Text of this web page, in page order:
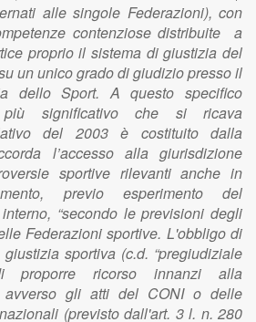
alle singole Federazioni), con
contenziose distribuite a
proprio il sistema di giustizia del
un unico grado di giudizio presso il
dello Sport. A questo specifico
significativo che si ricava
del 2003 è costituito dalla
l’accesso alla giurisdizione
sportive rilevanti anche in
previo esperimento del
“secondo le previsioni degli
Federazioni sportive. L'obbligo di
sportiva (c.d. “pregiudiziale
proporre ricorso innanzi alla
avverso gli atti del CONI o delle
(previsto dall'art. 3 l. n. 280